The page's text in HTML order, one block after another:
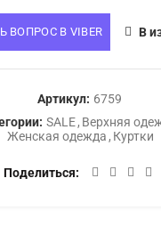
ВОПРОС В VIBER В
Артикул: 6759
SALE, Верхняя
Женская одежда , Куртки
Поделиться